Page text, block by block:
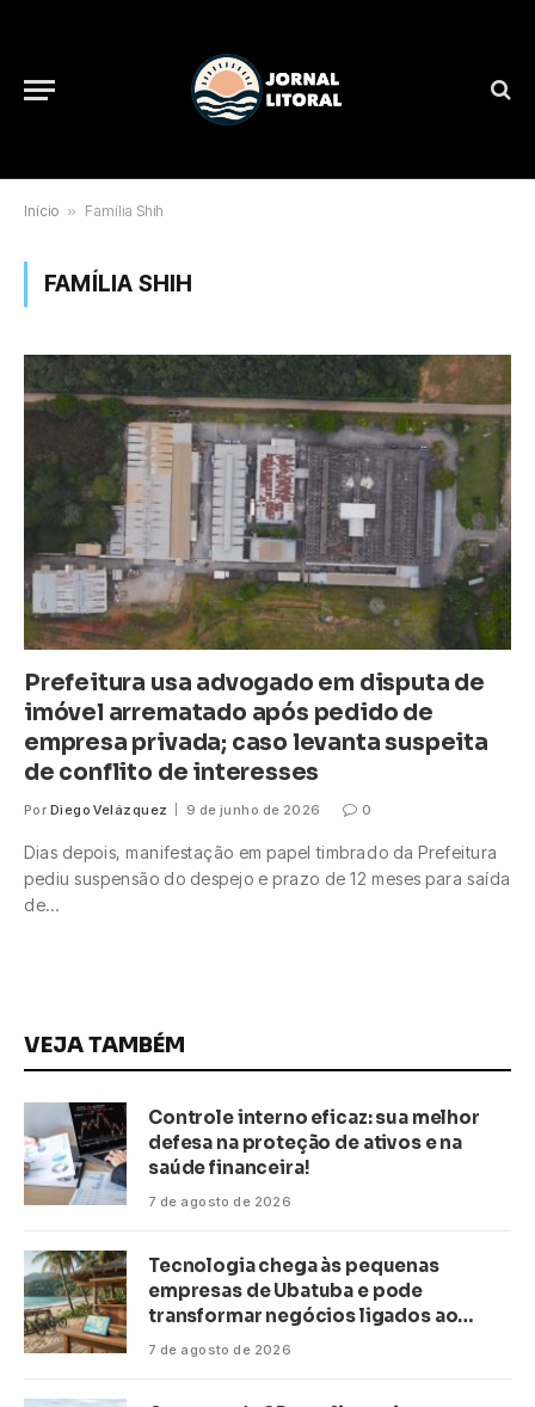
Início » Família Shih
FAMÍLIA SHIH
Prefeitura usa advogado em disputa de
imóvel arrematado após pedido de
empresa privada; caso levanta suspeita
de conflito de interesses
Por Diego Velázquez 9 de junho de 2026 0
Dias depois, manifestação em papel timbrado da Prefeitura
pediu suspensão do despejo e prazo de 12 meses para saída
de…
VEJA TAMBÉM
Controle interno eficaz: sua melhor
defesa na proteção de ativos e na
saúde financeira!
7 de agosto de 2026
Tecnologia chega às pequenas
empresas de Ubatuba e pode
transformar negócios ligados ao
turismo no litoral
7 de agosto de 2026